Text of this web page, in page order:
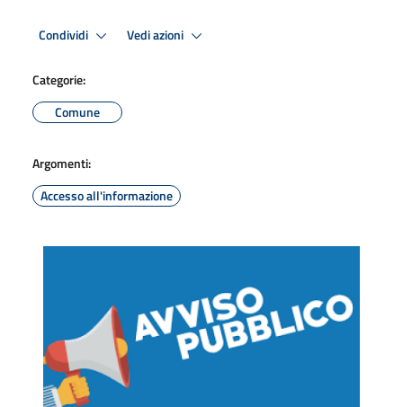
Condividi Vedi azioni
Categorie:
Comune
Argomenti:
Accesso all'informazione